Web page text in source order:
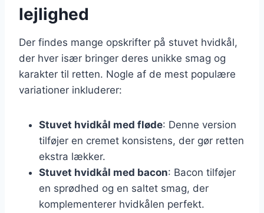
lejlighed
Der findes mange opskrifter på stuvet hvidkål,
der hver især bringer deres unikke smag og
karakter til retten. Nogle af de mest populære
variationer inkluderer:
Stuvet hvidkål med fløde: Denne version
tilføjer en cremet konsistens, der gør retten
ekstra lækker.
Stuvet hvidkål med bacon: Bacon tilføjer
en sprødhed og en saltet smag, der
komplementerer hvidkålen perfekt.